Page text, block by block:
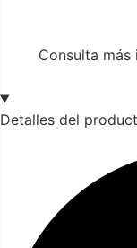
Consulta
Detalles del